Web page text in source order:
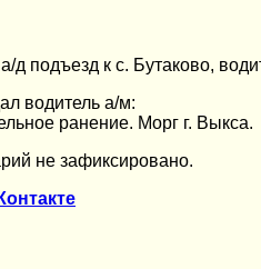
д подъезд к с. Бутаково,
водитель а/м:
ранение. Морг г. Выкса.
не зафиксировано.